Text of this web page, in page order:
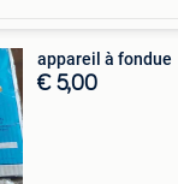
appareil à fondue
€ 5,00